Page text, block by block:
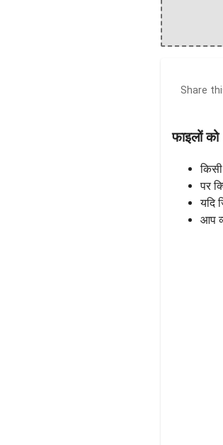
Share
फाइलों
पर
यदि
आप